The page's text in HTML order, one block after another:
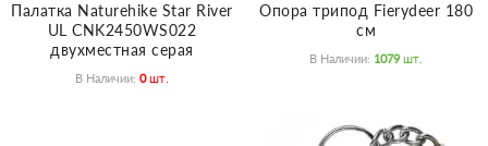
Палатка Naturehike Star River
UL CNK2450WS022
двухместная серая
В Наличии: 0 Шт.
Опора трипод Fierydeer 180
см
В Наличии: 1079 Шт.